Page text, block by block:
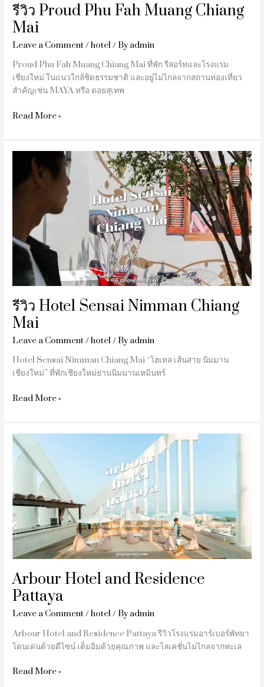
รีวิว Proud Phu Fah Muang Chiang
Mai
Leave a Comment/hotel/ Byadmin
Proud Phu Fah Muang Chiang Mai ที่พัก รีสอร์ทและโรงแรม
เชียงใหม่ ในแนวใกล้ชิดธรรมชาติ และอยู่ไม่ไกลจากสถานท่องเที่ยว
สำคัญเช่น MAYA หรือ ดอยสุเทพ
Read More »
รีวิว Hotel Sensai Nimman Chiang
Mai
Leave a Comment/hotel/ Byadmin
Hotel Sensai Nimman Chiang Mai “โฮเทล เส้นสาย นิมมาน
เชียงใหม่” ที่พักเชียงใหม่ย่านนิมมานเหมินทร์
Sensai
Read More »
Arbour Hotel and Residence
Pattaya
Leave a Comment/hotel/ Byadmin
Arbour Hotel and Residence Pattaya รีวิวโรงแรมอาร์เบอร์พัทยา
โดนเด่นด้วยดีไซน์ เต็มอิ่มด้วยคุณภาพ และโลเคชั่นไม่ไกลจากทะเล
Arbour
Hotel
and
Residence
Pattaya
Read More »